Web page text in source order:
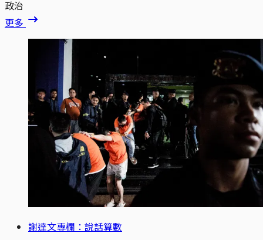
政治
更多
謝達文專欄：說話算數